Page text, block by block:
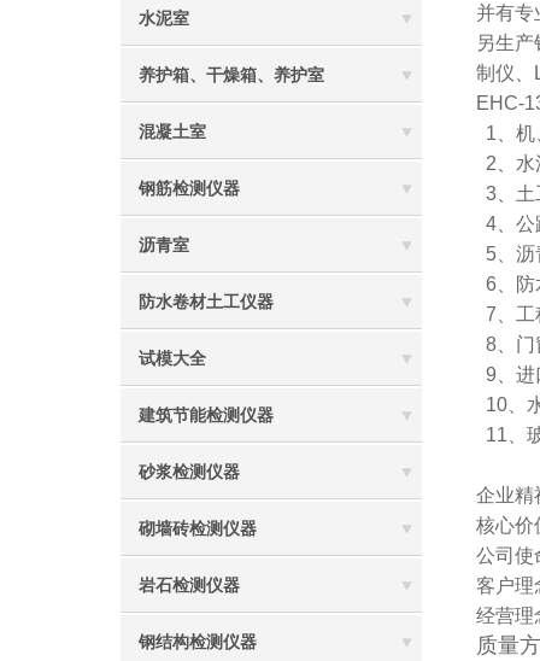
水泥室
养护箱、干燥箱、养护室
混凝土室
钢筋检测仪器
沥青室
防水卷材土工仪器
试模大全
建筑节能检测仪器
砂浆检测仪器
砌墙砖检测仪器
岩石检测仪器
钢结构检测仪器
并有专
另生
制仪、
EHC-
1、
2、水
3、土
4、公
5、沥
6、防
7、工
8、门
9、进
10、
11、
企业精
核心价
公司使
客户理
经营理
质量